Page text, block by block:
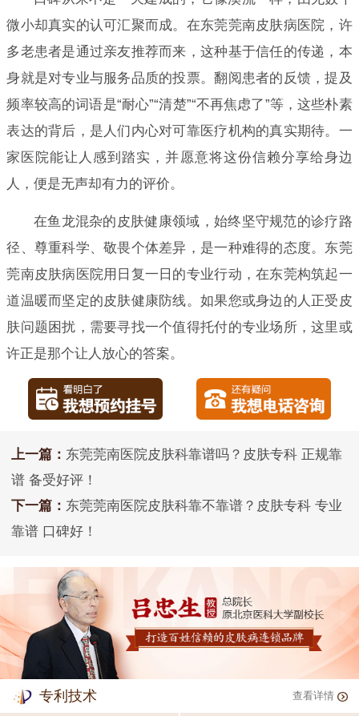
微小却真实的认可汇聚而成。在东莞莞南皮肤病医院，许
多老患者是通过亲友推荐而来，这种基于信任的传递，本
身就是对专业与服务品质的投票。翻阅患者的反馈，提及
频率较高的词语是“耐心”“清楚”“不再焦虑了”等，这些朴素
表达的背后，是人们内心对可靠医疗机构的真实期待。一
家医院能让人感到踏实，并愿意将这份信赖分享给身边
人，便是无声却有力的评价。
在鱼龙混杂的皮肤健康领域，始终坚守规范的诊疗路
径、尊重科学、敬畏个体差异，是一种难得的态度。东莞
莞南皮肤病医院用日复一日的专业行动，在东莞构筑起一
道温暖而坚定的皮肤健康防线。如果您或身边的人正受皮
肤问题困扰，需要寻找一个值得托付的专业场所，这里或
许正是那个让人放心的答案。
上一篇： 东莞莞南医院皮肤科靠谱吗？皮肤专科 正规靠
谱 备受好评！
下一篇： 东莞莞南医院皮肤科靠不靠谱？皮肤专科 专业
靠谱 口碑好！
专利技术 查看详情